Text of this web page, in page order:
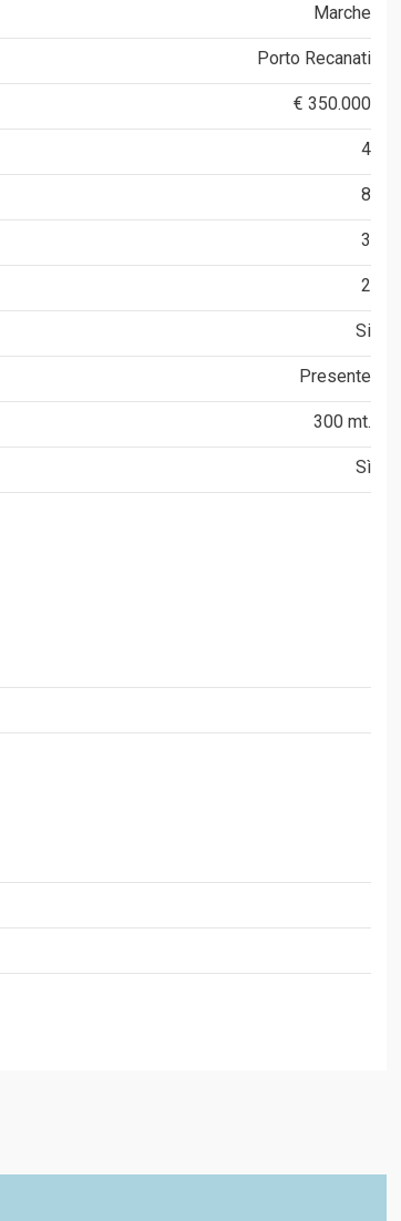
Marche
Porto Recanati
€ 350.000
4
8
3
2
Si
Presente
300 mt.
Sì